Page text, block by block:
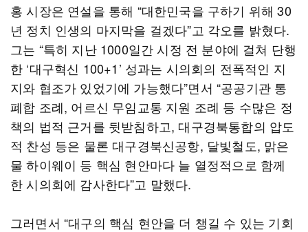
홍 시장은 연설을 통해 “대한민국을 구하기 위해 30
년 정치 인생의 마지막을 걸겠다”고 각오를 밝혔다.
그는 “특히 지난 1000일간 시정 전 분야에 걸쳐 단행
한 ‘대구혁신 100+1’ 성과는 시의회의 전폭적인 지
지와 협조가 있었기에 가능했다”면서 “공공기관 통
폐합 조례, 어르신 무임교통 지원 조례 등 수많은 정
책의 법적 근거를 뒷받침하고, 대구경북통합의 압도
적 찬성 등은 물론 대구경북신공항, 달빛철도, 맑은
물 하이웨이 등 핵심 현안마다 늘 열정적으로 함께
한 시의회에 감사한다”고 말했다.
그러면서 “대구의 핵심 현안을 더 챙길 수 있는 기회